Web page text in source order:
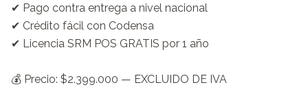
✔ Pago contra entrega a nivel nacional
✔ Crédito fácil con Codensa
✔ Licencia SRM POS GRATIS por 1 año
💰 Precio: $2.399.000 — EXCLUIDO DE IVA